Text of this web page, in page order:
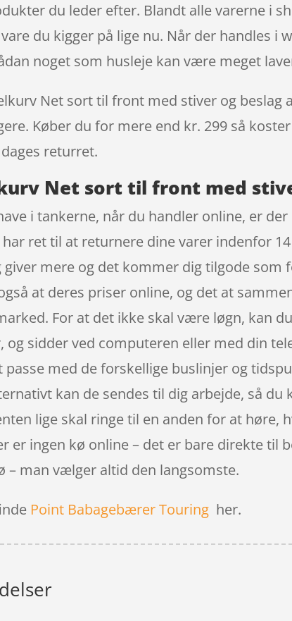
du leder efter. Blandt alle varerne i
du kigger på lige nu. Når der handles
noget som husleje kan være meget
Net sort til front med stiver og beslag
Køber du for mere end kr. 299 så
returret.
Net sort til front med
i tankerne, når du handler online, er
har ret til at returnere dine varer indenfor
giver mere og det kommer dig tilgode
at deres priser online, og det at
For at det ikke skal være løgn, kan
og sidder ved computeren eller med din
passe med de forskellige buslinjer og
kan de sendes til dig arbejde, så
lige skal ringe til en anden for at
er ingen kø online – det er bare direkte til
– man vælger altid den langsomste.
Point Babagebærer Touring her.